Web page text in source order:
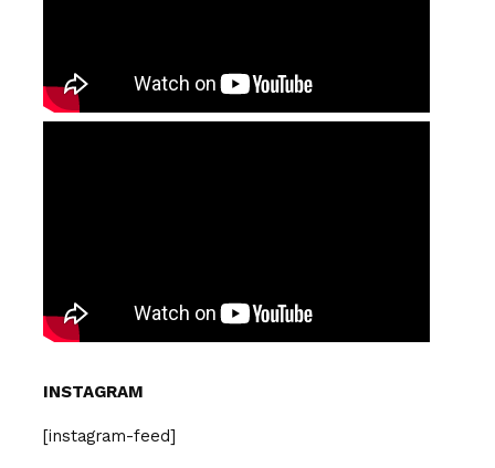
INSTAGRAM
[instagram-feed]